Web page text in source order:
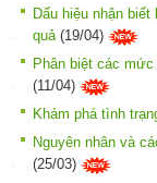
Dấu hiệu nhận
quả(19/04)
Phân biệt các
(11/04)
Khám phá tình
Nguyên nhân và
(25/03)